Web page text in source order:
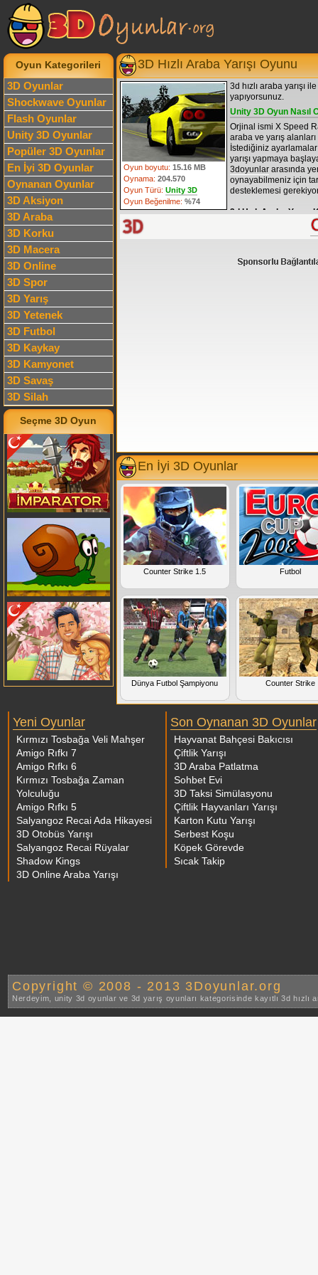
Oyun Kategorileri
3D Oyunlar
Shockwave Oyunlar
Flash Oyunlar
Unity 3D Oyunlar
Popüler 3D Oyunlar
En İyi 3D Oyunlar
Oynanan Oyunlar
3D Aksiyon
3D Araba
3D Korku
3D Macera
3D Online
3D Spor
3D Yarış
3D Yetenek
3D Futbol
3D Kaykay
3D Kamyonet
3D Savaş
3D Silah
Seçme 3D Oyun
3D Hızlı Araba Yarışı Oyunu
Oyun boyutu: 15.16 MB
Oynama: 204.570
Oyun Türü: Unity 3D
Oyun Beğenilme: %74
3d hızlı araba yarışı
yapıyorsunuz.
Unity 3D Oyun Nasıl
Orjinal ismi X Speed
araba ve yarış
İstediğiniz
yarışı yapmaya
3doyunlar arasında
oynayabilmeniz için
desteklemesi
3d Hızlı Araba Yarışı
:
M tuşu: Araba seçim
En İyi 3D Oyunlar
Counter Strike 1.5 Futbol
Dünya Futbol Şampiyonu Counter Strike
Yeni Oyunlar
Kırmızı Tosbağa Veli Mahşer
Amigo Rıfkı 7
Amigo Rıfkı 6
Kırmızı Tosbağa Zaman
Yolculuğu
Amigo Rıfkı 5
Salyangoz Recai Ada Hikayesi
3D Otobüs Yarışı
Salyangoz Recai Rüyalar
Shadow Kings
3D Online Araba Yarışı
Son Oynanan 3D Oyunlar
Hayvanat Bahçesi Bakıcısı
Çiftlik Yarışı
3D Araba Patlatma
Sohbet Evi
3D Taksi Simülasyonu
Çiftlik Hayvanları Yarışı
Karton Kutu Yarışı
Serbest Koşu
Köpek Görevde
Sıcak Takip
Copyright © 2008 - 2013 3Doyunlar.org
Nerdeyim, unity 3d oyunlar ve 3d yarış oyunları kategorisinde kayıtlı 3d hızlı